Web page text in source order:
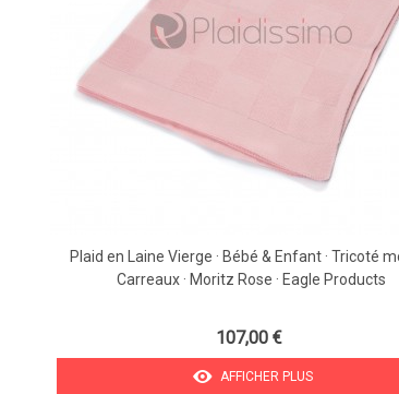
Plaid en Laine Vierge · Bébé & Enfant · Tricoté
Carreaux · Moritz Rose · Eagle Products
107,00 €
AFFICHER PLUS